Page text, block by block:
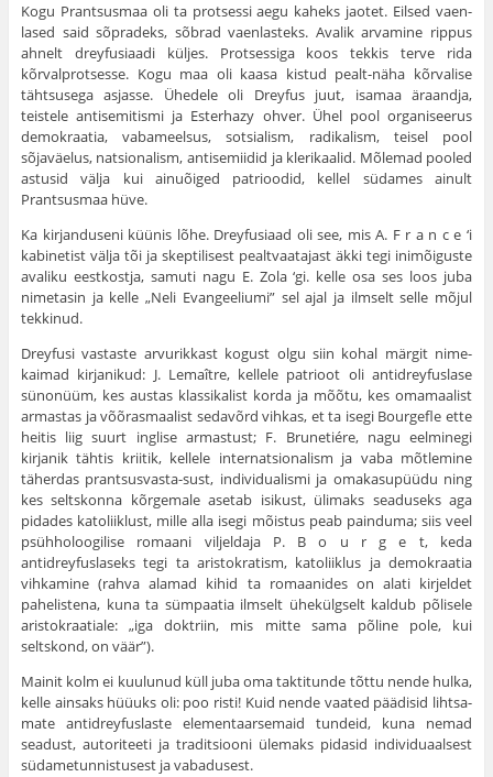
Kogu Prantsusmaa oli ta protsessi aegu kaheks jaotet. Eilsed vaen­
lased said sõpradeks, sõbrad vaenlasteks. Avalik arvamine rippus
ahnelt dreyfusiaadi küljes. Protsessiga koos tekkis terve rida
kõrvalprotsesse. Kogu maa oli kaasa kistud pealt-näha kõrvalise
tähtsusega asjasse. Ühedele oli Dreyfus juut, isamaa äraandja,
teistele antisemitismi ja Esterhazy ohver. Ühel pool organiseerus
demokraatia, vabameelsus, sotsialism, radikalism, teisel pool
sõjaväelus, natsionalism, antisemiidid ja klerikaalid. Mõlemad pooled
astusid välja kui ainuõiged patrioodid, kellel südames ainult
Prantsusmaa hüve.
Ka kirjanduseni küünis lõhe. Dreyfusiaad oli see, mis A. F r a n c e ‘i
kabinetist välja tõi ja skeptilisest pealtvaatajast äkki tegi inimõiguste
ava­liku eestkostja, samuti nagu E. Zola ‘gi. kelle osa ses loos juba
nime­tasin ja kelle „Neli Evangeeliumi” sel ajal ja ilmselt selle mõjul
tekkinud.
Dreyfusi vastaste arvurikkast kogust olgu siin kohal märgit nime­
kaimad kirjanikud: J. Lemaître, kellele patrioot oli antidreyfuslase
sünonüüm, kes austas klassikalist korda ja mõõtu, kes omamaalist
armastas ja võõrasmaalist sedavõrd vihkas, et ta isegi Bourgefle ette
heitis liig suurt inglise armastust; F. Brunetiére, nagu eelminegi
kirjanik tähtis kriitik, kellele internatsionalism ja vaba mõtlemine
täherdas prantsusvasta-sust, individualismi ja omakasupüüdu ning
kes seltskonna kõrgemale asetab isikust, ülimaks seaduseks aga
pidades katoliiklust, mille alla isegi mõistus peab painduma; siis veel
psühholoogilise romaani viljeldaja Ρ. Β ο u r g e t, keda
antidreyfuslaseks tegi ta aristokratism, katoliiklus ja demokraatia
vihkamine (rahva alamad kihid ta romaanides on alati kirjeldet
pahelistena, kuna ta sümpaatia ilmselt ühekülgselt kaldub põlisele
aristokraatiale: „iga doktriin, mis mitte sama põline pole, kui
seltskond, on väär”).
Mainit kolm ei kuulunud küll juba oma taktitunde tõttu nende hulka,
kelle ainsaks hüüuks oli: poo risti! Kuid nende vaated päädisid lihtsa­
mate antidreyfuslaste elementaarsemaid tundeid, kuna nemad
seadust, autoriteeti ja traditsiooni ülemaks pidasid individuaalsest
südametunnistu­sest ja vabadusest.